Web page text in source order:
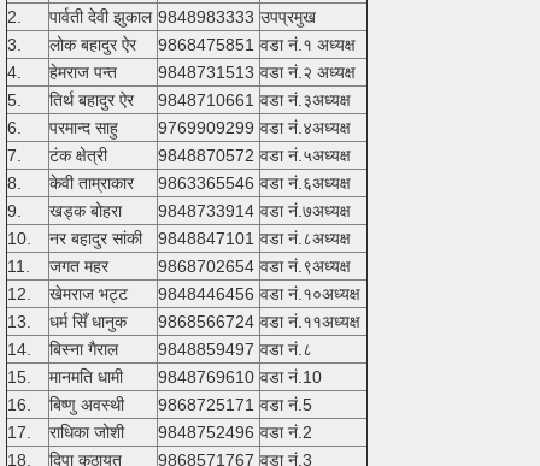
2.
पार्वती देवी झुकाल 9848983333 उपप्रमुख
3.
लोक बहादुर ऐर 9868475851 वडा नं.१ अध्यक्ष
4.
हेमराज पन्त 9848731513 वडा नं.२ अध्यक्ष
5.
तिर्थ बहादुर ऐर 9848710661 वडा नं.३अध्यक्ष
6.
परमान्द साहु 9769909299 वडा नं.४अध्यक्ष
7.
टंक क्षेत्री 9848870572 वडा नं.५अध्यक्ष
8.
केवी ताम्राकार 9863365546 वडा नं.६अध्यक्ष
9.
खड्क बोहरा 9848733914 वडा नं.७अध्यक्ष
10.
नर बहादुर सांकी 9848847101 वडा नं.८अध्यक्ष
11.
जगत महर 9868702654 वडा नं.९अध्यक्ष
12.
खेमराज भट्ट 9848446456 वडा नं.१०अध्यक्ष
13.
धर्म सिँ धानुक 9868566724 वडा नं.११अध्यक्ष
14.
बिस्ना गैराल 9848859497 वडा नं.८
15.
मानमति धामी 9848769610 वडा नं.10
16.
बिष्णु अवस्थी 9868725171 वडा नं.5
17.
राधिका जोशी 9848752496 वडा नं.2
18.
दिपा कठायत 9868571767 वडा नं.3